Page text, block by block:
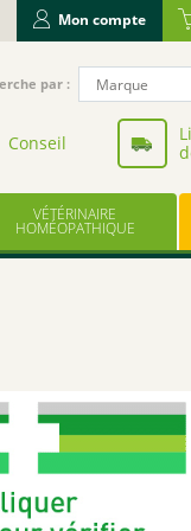
Mon compte
par : Marque
NUTERGIA
VALBIOTIS
BODYGUARD
LABORATOIRE
OWARI
COOPER
BAYER
UPSA
Conseil
VÉTÉRINAIRE
HOMÉOPATHIQUE